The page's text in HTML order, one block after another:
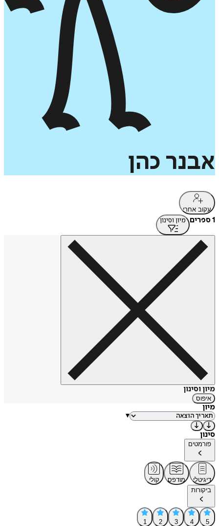
אבנר כהן
עקוב אחרי
1 ספרים מיון וסינון
מיון וסינון
איפוס
מיון
▾
סינון
פורמטים
דיגיטלי מודפס
קולי
ביקורות
5
4
3
2
1